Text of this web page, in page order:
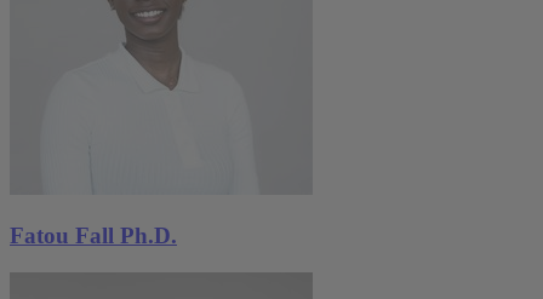
Fatou Fall Ph.D.